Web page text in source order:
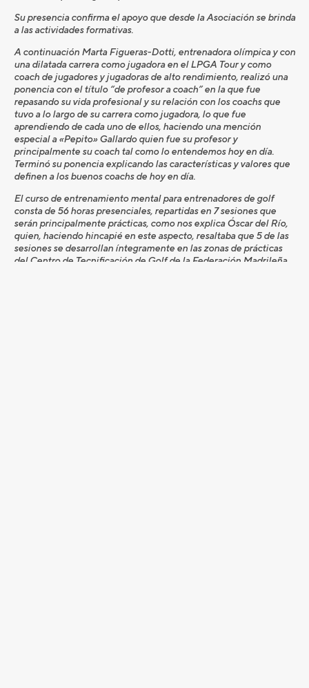
Su presencia confirma el apoyo que desde la Asociación se brinda
a las actividades formativas.
A continuación Marta Figueras-Dotti, entrenadora olímpica y con
una dilatada carrera como jugadora en el LPGA Tour y como
coach de jugadores y jugadoras de alto rendimiento, realizó una
ponencia con el título “de profesor a coach” en la que fue
repasando su vida profesional y su relación con los coachs que
tuvo a lo largo de su carrera como jugadora, lo que fue
aprendiendo de cada uno de ellos, haciendo una mención
especial a «Pepito» Gallardo quien fue su profesor y
principalmente su coach tal como lo entendemos hoy en día.
Terminó su ponencia explicando las características y valores que
definen a los buenos coachs de hoy en día.
El curso de entrenamiento mental para entrenadores de golf
consta de 56 horas presenciales, repartidas en 7 sesiones que
serán principalmente prácticas, como nos explica Óscar del Río,
quien, haciendo hincapié en este aspecto, resaltaba que 5 de las
sesiones se desarrollan íntegramente en las zonas de prácticas
del Centro de Tecnificación de Golf de la Federación Madrileña.